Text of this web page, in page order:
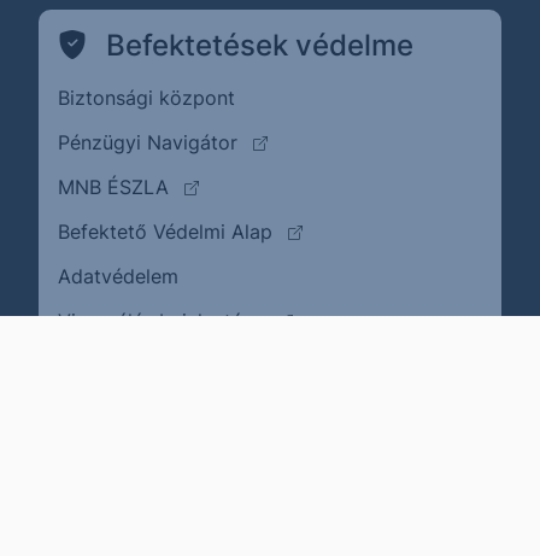
Befektetések védelme
Biztonsági központ
Pénzügyi Navigátor
(külső oldalra ugrik)
MNB ÉSZLA
(külső oldalra ugrik)
Befektető Védelmi Alap
(külső oldalra ugrik)
Adatvédelem
Visszaélés bejelentése(külső oldalra ugrik)